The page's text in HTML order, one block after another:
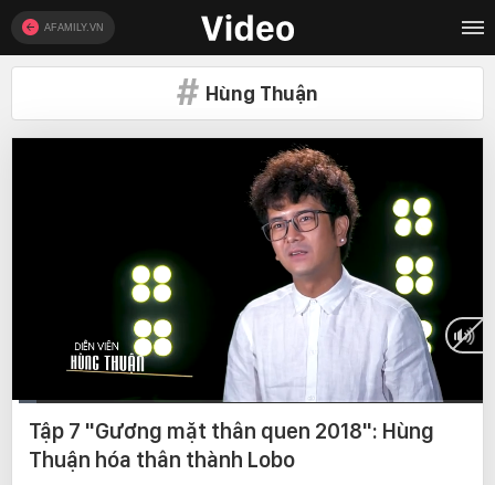
AFAMILY.VN
Hùng Thuận
Current
Time
0:09
Tập 7 "Gương mặt thân quen 2018": Hùng
Thuận hóa thân thành Lobo